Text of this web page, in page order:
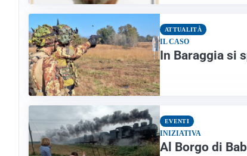
ATTUALITÀ
IL CASO
In Baraggia si
EVENTI
INIZIATIVA
Al Borgo di